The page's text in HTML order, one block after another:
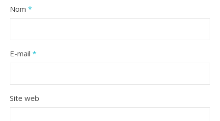
Nom *
E-mail *
Site web